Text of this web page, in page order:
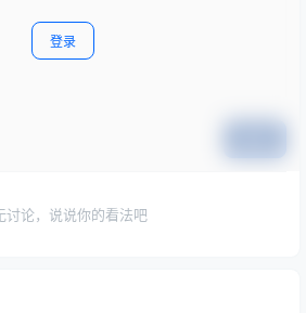
登录
讨论，说说你的看法吧